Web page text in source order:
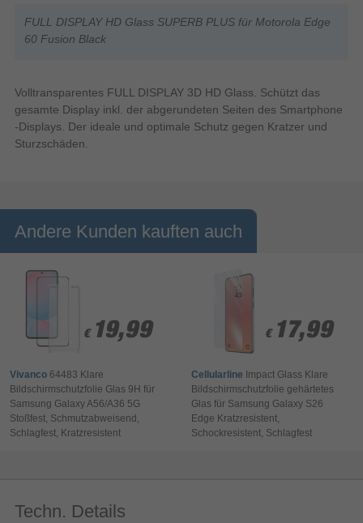
FULL DISPLAY HD Glass SUPERB PLUS für Motorola Edge
60 Fusion Black
Volltransparentes FULL DISPLAY 3D HD Glass. Schützt das
gesamte Display inkl. der abgerundeten Seiten des Smartphone
-Displays. Der ideale und optimale Schutz gegen Kratzer und
Sturzschäden.
Andere Kunden kauften auch
€ 19,99
€ 19,99
Vivanco 64483 Klare
Bildschirmschutzfolie Glas 9H für
Samsung Galaxy A56/A36 5G
Stoßfest, Schmutzabweisend,
Schlagfest, Kratzresistent
€ 17,99
€ 17,99
Cellularline Impact Glass Klare
Bildschirmschutzfolie gehärtetes
Glas für Samsung Galaxy S26
Edge Kratzresistent,
Schockresistent, Schlagfest
Techn. Details